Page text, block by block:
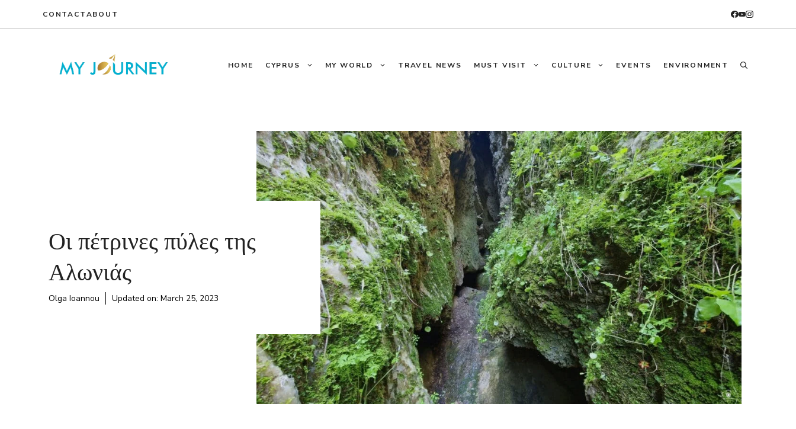
CONTACTABOUT
HOME CYPRUS MY WORLD TRAVEL NEWS MUST VISIT CULTURE EVENTS ENVIRONMENT
Οι πέτρινες πύλες της
Αλωνιάς
Olga Ioannou Updated on: March 25, 2023